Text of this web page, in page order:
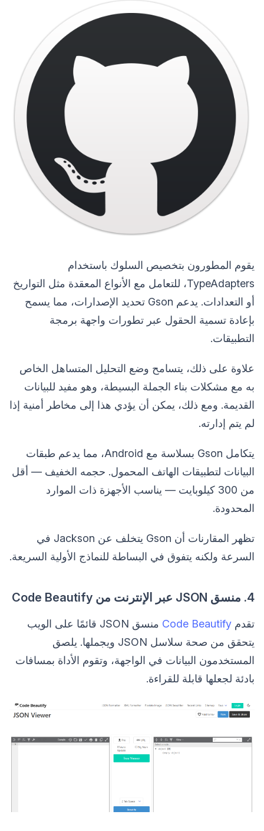
يقوم المطورون بتخصيص السلوك باستخدام
TypeAdapters، للتعامل مع الأنواع المعقدة مثل التواريخ
أو التعدادات. يدعم Gson تحديد الإصدارات، مما يسمح
بإعادة تسمية الحقول عبر تطورات واجهة برمجة
التطبيقات.
علاوة على ذلك، يتسامح وضع التحليل المتساهل الخاص
به مع مشكلات بناء الجملة البسيطة، وهو مفيد للبيانات
القديمة. ومع ذلك، يمكن أن يؤدي هذا إلى مخاطر أمنية إذا
لم يتم إدارته.
يتكامل Gson بسلاسة مع Android، مما يدعم طبقات
البيانات لتطبيقات الهاتف المحمول. حجمه الخفيف — أقل
من 300 كيلوبايت — يناسب الأجهزة ذات الموارد
المحدودة.
تظهر المقارنات أن Gson يتخلف عن Jackson في
السرعة ولكنه يتفوق في البساطة للنماذج الأولية السريعة.
4. منسق JSON عبر الإنترنت من Code Beautify
تقدم Code Beautify
منسق JSON قائمًا على الويب
يتحقق من صحة سلاسل JSON ويجملها. يلصق
المستخدمون البيانات في الواجهة، وتقوم الأداة بمسافات
بادئة لجعلها قابلة للقراءة.